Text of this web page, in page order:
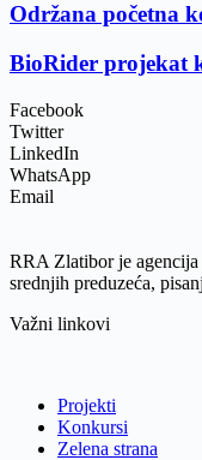
Održana početna
BioRider projekat
Facebook
Twitter
LinkedIn
WhatsApp
Email
RRA Zlatibor je
srednjih preduzeća,
Važni linkovi
Projekti
Konkursi
Zelena strana